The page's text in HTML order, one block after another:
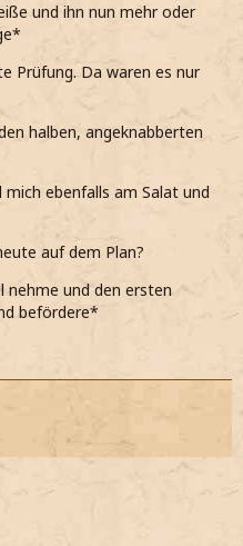
und ihn nun mehr oder
Prüfung. Da waren es nur
halben, angeknabberten
ebenfalls am Salat und
auf dem Plan?
nehme und den ersten
befördere*